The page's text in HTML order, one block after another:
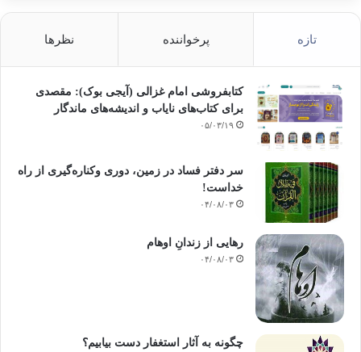
تازه پرخواننده نظرها
کتابفروشی امام غزالی (آیجی بوک): مقصدی
برای کتاب‌های نایاب و اندیشه‌های ماندگار
۰۵/۰۳/۱۹
سر دفتر فساد در زمین‌، دوری وکناره‌گیری از راه
خداست‌!
۰۴/۰۸/۰۳
رهایی از زندانِ اوهام
۰۴/۰۸/۰۳
چگونه به آثار استغفار دست بیابیم؟